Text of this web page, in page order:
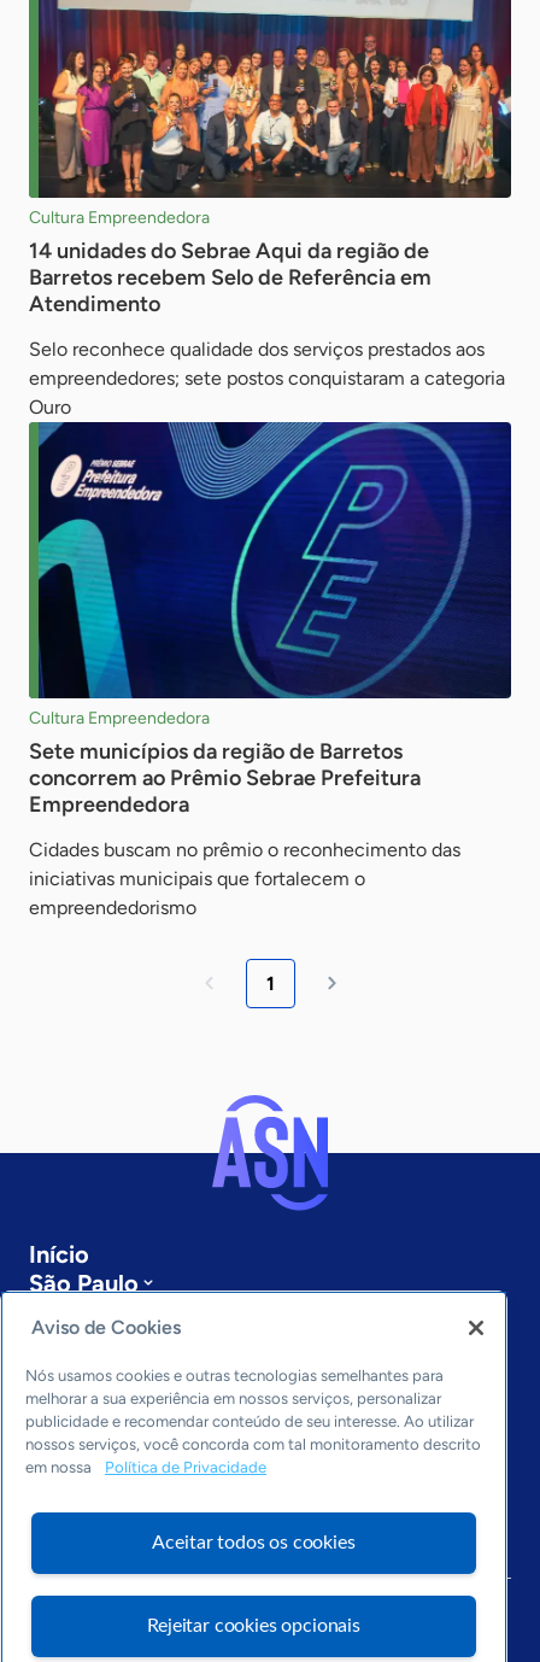
Cultura Empreendedora
14 unidades do Sebrae Aqui da região de
Barretos recebem Selo de Referência em
Atendimento
Selo reconhece qualidade dos serviços prestados aos
empreendedores; sete postos conquistaram a categoria
Ouro
Cultura Empreendedora
Sete municípios da região de Barretos
concorrem ao Prêmio Sebrae Prefeitura
Empreendedora
Cidades buscam no prêmio o reconhecimento das
iniciativas municipais que fortalecem o
empreendedorismo
1
Início
São Paulo
Últimas notícias
Entre em contato
Editorias
Economia & Política
Inovação & Tecnologia
Arquivo
Aviso de Cookies
Nós usamos cookies e outras tecnologias semelhantes para
melhorar a sua experiência em nossos serviços, personalizar
publicidade e recomendar conteúdo de seu interesse. Ao utilizar
nossos serviços, você concorda com tal monitoramento descrito
em nossa
Política de Privacidade
Aceitar todos os cookies
Rejeitar cookies opcionais